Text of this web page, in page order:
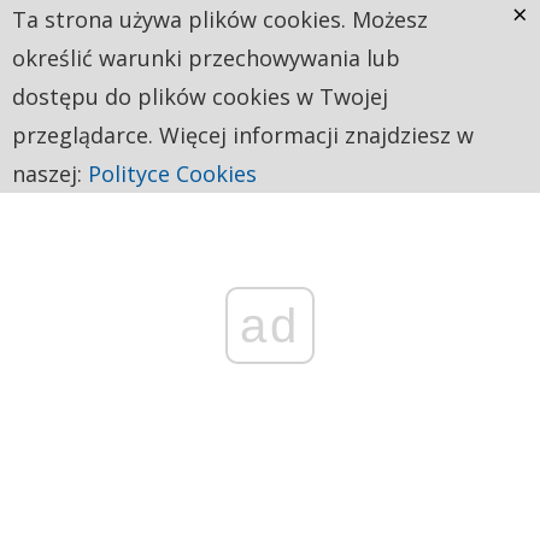
ad
Ta strona używa plików cookies. Możesz
określić warunki przechowywania lub
dostępu do plików cookies w Twojej
przeglądarce. Więcej informacji znajdziesz w
naszej: Polityce Cookies
×